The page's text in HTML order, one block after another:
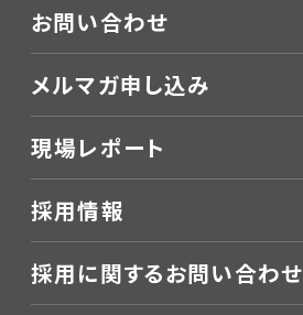
お問い合わせ
メルマガ申し込み
現場レポート
採用情報
採用に関するお問い合わせ